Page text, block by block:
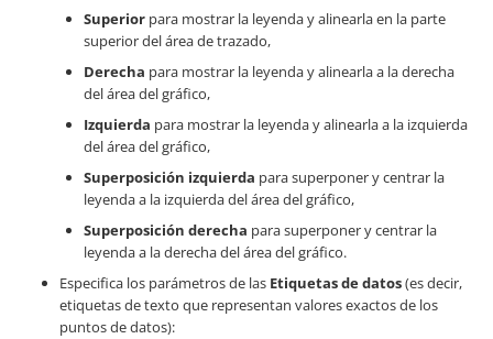
Superior para mostrar la leyenda y alinearla en la parte
superior del área de trazado,
Derecha para mostrar la leyenda y alinearla a la derecha
del área del gráfico,
Izquierda para mostrar la leyenda y alinearla a la izquierda
del área del gráfico,
Superposición izquierda para superponer y centrar la
leyenda a la izquierda del área del gráfico,
Superposición derecha para superponer y centrar la
leyenda a la derecha del área del gráfico.
Especifica los parámetros de las Etiquetas de datos(es decir,
etiquetas de texto que representan valores exactos de los
puntos de datos):